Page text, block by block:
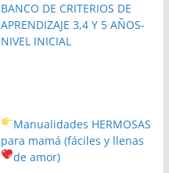
BANCO DE CRITERIOS DE
APRENDIZAJE 3,4 Y 5 AÑOS-
NIVEL INICIAL
Manualidades HERMOSAS
para mamá (fáciles y llenas
de amor)